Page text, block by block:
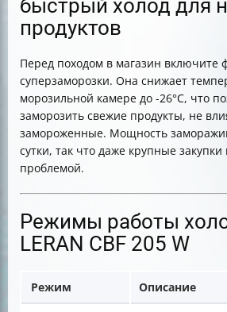
быстрый холод для
продуктов
Перед походом в магазин включите
суперзаморозки. Она снижает
морозильной камере до -26°C, что
заморозить свежие продукты, не
замороженные. Мощность
сутки, так что даже крупные закупки
проблемой.
Режимы работы
LERAN CBF 205 W
Режим Описание